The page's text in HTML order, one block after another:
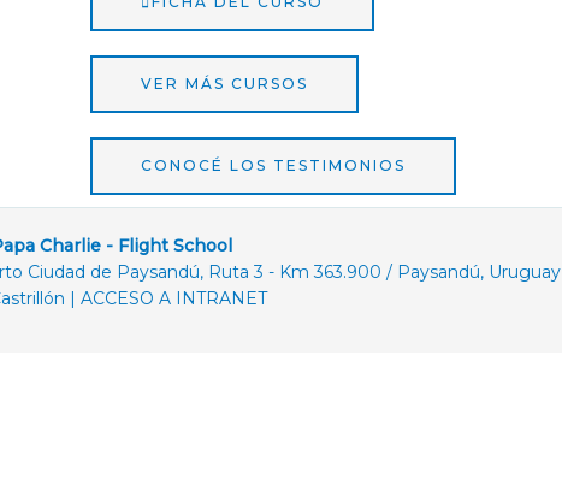
VER MÁS CURSOS
CONOCÉ LOS TESTIMONIOS
Charlie - Flight School
Ciudad de Paysandú, Ruta 3 - Km 363.900 / Paysandú, Uruguay
| ACCESO A INTRANET